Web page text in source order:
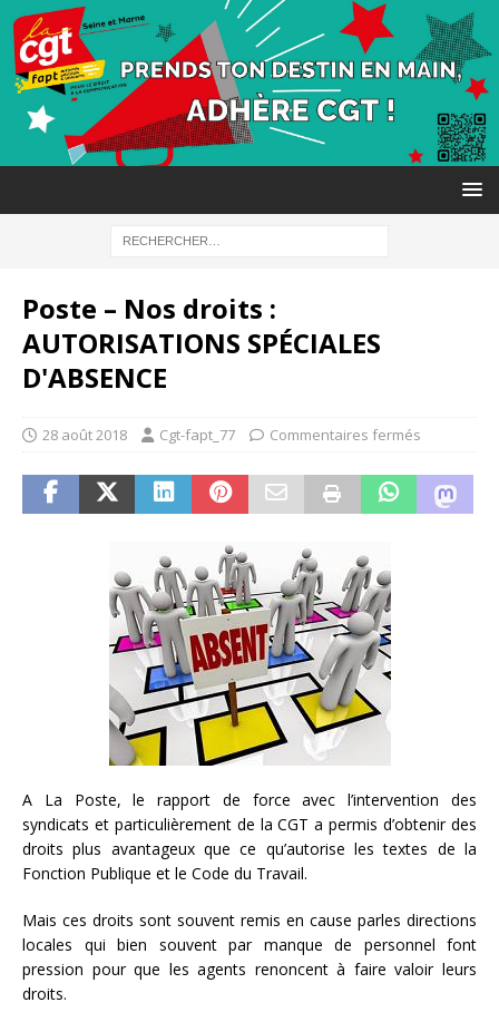
Poste – Nos droits :
AUTORISATIONS SPÉCIALES
D'ABSENCE
28 août 2018 Cgt-fapt_77 Commentaires fermés
A La Poste, le rapport de force avec l’intervention des
syndicats et particulièrement de la CGT a permis d’obtenir des
droits plus avantageux que ce qu’autorise les textes de la
Fonction Publique et le Code du Travail.
Mais ces droits sont souvent remis en cause parles directions
locales qui bien souvent par manque de personnel font
pression pour que les agents renoncent à faire valoir leurs
droits.